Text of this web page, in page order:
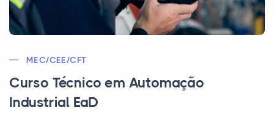
MEC/CEE/CFT
Curso Técnico em Automação
Industrial EaD